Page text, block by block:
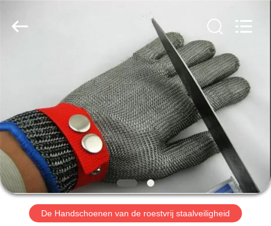
PRODUCTEN
ONGEVEER
ONS
FABRIEKSREIS
RUN
METAL
De Handschoenen van de roestvrij staalveiligheid